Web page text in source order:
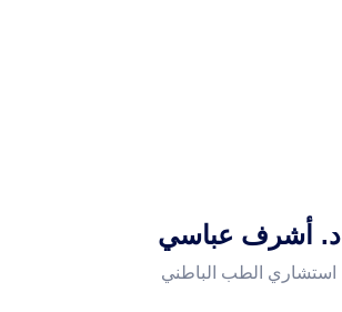
د. أشرف عباسي
استشاري الطب الباطني